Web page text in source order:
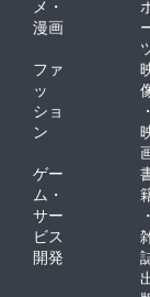
メ・
漫画
ファ
ッ
ショ
ン
・
ゲー
ム・
サー
ビス
開発
・